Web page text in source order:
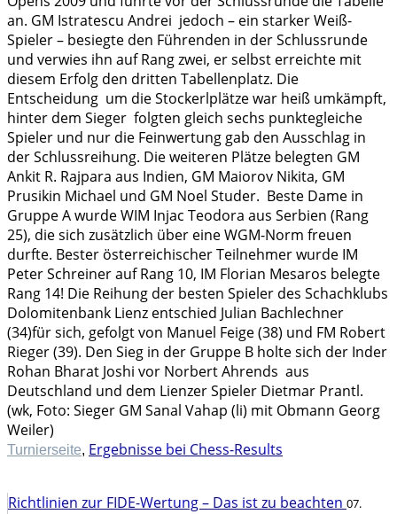
an. GM Istratescu Andrei jedoch – ein starker Weiß-
Spieler – besiegte den Führenden in der Schlussrunde
und verwies ihn auf Rang zwei, er selbst erreichte mit
diesem Erfolg den dritten Tabellenplatz. Die
Entscheidung um die Stockerlplätze war heiß umkämpft,
hinter dem Sieger folgten gleich sechs punktegleiche
Spieler und nur die Feinwertung gab den Ausschlag in
der Schlussreihung. Die weiteren Plätze belegten GM
Ankit R. Rajpara aus Indien, GM Maiorov Nikita, GM
Prusikin Michael und GM Noel Studer. Beste Dame in
Gruppe A wurde WIM Injac Teodora aus Serbien (Rang
25), die sich zusätzlich über eine WGM-Norm freuen
durfte. Bester österreichischer Teilnehmer wurde IM
Peter Schreiner auf Rang 10, IM Florian Mesaros belegte
Rang 14! Die Reihung der besten Spieler des Schachklubs
Dolomitenbank Lienz entschied Julian Bachlechner
(34)für sich, gefolgt von Manuel Feige (38) und FM Robert
Rieger (39). Den Sieg in der Gruppe B holte sich der Inder
Rohan Bharat Joshi vor Norbert Ahrends aus
Deutschland und dem Lienzer Spieler Dietmar Prantl.
(wk, Foto: Sieger GM Sanal Vahap (li) mit Obmann Georg
Weiler)
Turnierseite, Ergebnisse bei Chess-Results
Richtlinien zur FIDE-Wertung – Das ist zu beachten 07.